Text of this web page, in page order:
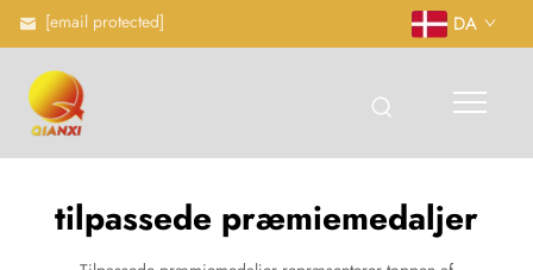
[email protected] DA
tilpassede præmiemedaljer